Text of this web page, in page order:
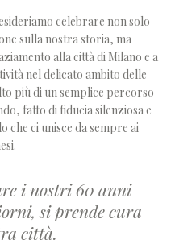
celebrare non solo
sulla nostra storia, ma
alla città di Milano e a
nel delicato ambito delle
più di un semplice percorso
fatto di fiducia silenziosa e
che ci unisce da sempre ai
i nostri 60 anni
si prende cura
città.